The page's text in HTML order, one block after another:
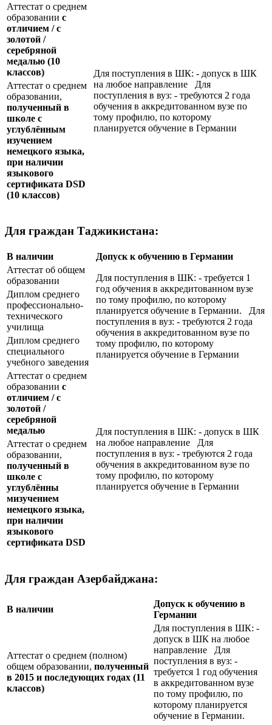
Аттестат о среднем
образовании с
отличием / с
золотой /
серебряной
медалью (10
классов)
Для поступления в ШК: - допуск в ШК
на любое направление Для
поступления в вуз: - требуются 2 года
обучения в аккредитованном вузе по
тому профилю, по которому
планируется обучение в Германии
Аттестат о среднем
образовании,
полученный в
школе с
углублённым
изучением
немецкого языка,
при наличии
языкового
сертификата DSD
(10 классов)
Для граждан Таджикистана:
В наличии
Допуск к обучению в Германии
Аттестат об общем
образовании
Для поступления в ШК: - требуется 1
год обучения в аккредитованном вузе
по тому профилю, по которому
планируется обучение в Германии. Для
поступления в вуз: - требуются 2 года
обучения в аккредитованном вузе по
тому профилю, по которому
планируется обучение в Германии
Диплом среднего
профессионально-
технического
училища
Диплом среднего
специального
учебного заведения
Аттестат о среднем
образовании с
отличием / с
золотой /
серебряной
медалью
Для поступления в ШК: - допуск в ШК
на любое направление Для
поступления в вуз: - требуются 2 года
обучения в аккредитованном вузе по
тому профилю, по которому
планируется обучение в Германии
Аттестат о среднем
образовании,
полученный в
школе с
углублённы
мизучением
немецкого языка,
при наличии
языкового
сертификата DSD
Для граждан Азербайджана:
В наличии
Допуск к обучению в
Германии
Аттестат о среднем (полном)
общем образовании, полученный
в 2015 и последующих годах (11
классов)
Для поступления в ШК: -
допуск в ШК на любое
направление Для
поступления в вуз: -
требуется 1 год обучения
в аккредитованном вузе
по тому профилю, по
которому планируется
обучение в Германии.